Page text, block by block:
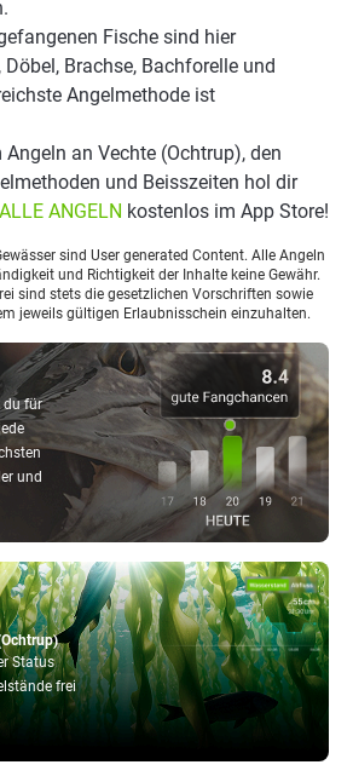
Status
frei
du für
und
Fische sind hier
Brachse, Bachforelle und
Angelmethode ist
an Vechte (Ochtrup), den
und Beisszeiten hol dir
ALLE ANGELN kostenlos im App Store!
sind User generated Content. Alle Angeln
und Richtigkeit der Inhalte keine Gewähr.
sind stets die gesetzlichen Vorschriften sowie
jeweils gültigen Erlaubnisschein einzuhalten.